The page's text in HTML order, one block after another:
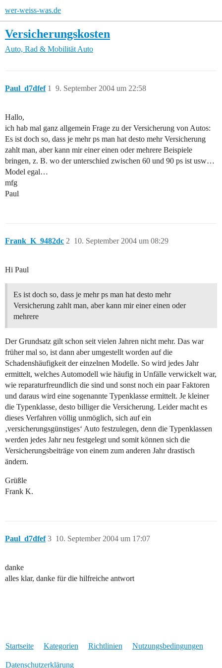
wer-weiss-was.de
Versicherungskosten
Auto, Rad & Mobilität Auto
Paul_d7dfef 9. September 2004 um 22:58
1
Hallo,
ich hab mal ganz allgemein Frage zu der Versicherung von Autos:
Es ist doch so, dass je mehr ps man hat desto mehr Versicherung
zahlt man, aber kann mir einer einen oder mehrere Beispiele
bringen, z. B. wo der unterschied zwischen 60 und 90 ps ist usw…
Model egal…
mfg
Paul
Frank_K_9482dc 10. September 2004 um 08:29
2
Hi Paul
Es ist doch so, dass je mehr ps man hat desto mehr
Versicherung zahlt man, aber kann mir einer einen oder
mehrere
Der Grundsatz gilt schon seit vielen Jahren nicht mehr. Das war
früher mal so, ist dann aber umgestellt worden auf die
Schadenshäufigkeit der einzelnen Modelle. So wird jedes Jahr
ermittelt, welches Automodell wie häufig in Unfälle verwickelt war,
wie reparaturfreundlich die sind und sonst noch ein paar Faktoren
und daraus wird eine sogenannte Typenklasse ermittelt. Je kleiner
die Typenklasse, desto billiger die Versicherung. Leider macht es
dieses Verfahren völlig unmöglich, sich auf ein
‚versicherungsgünstiges‘ Auto festzulegen, denn die Typenklassen
werden jedes Jahr neu festgelegt und somit können sich die
Versicherungsbeiträge von einem zum anderen Jahr drastisch
ändern.
Grüßle
Frank K.
Paul_d7dfef 10. September 2004 um 17:07
3
danke
alles klar, danke für die hilfreiche antwort
Startseite Kategorien Richtlinien Nutzungsbedingungen
Datenschutzerklärung